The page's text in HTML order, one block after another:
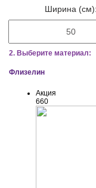
Ширина (см):
2. Выберите материал:
Флизелин
Акция
660